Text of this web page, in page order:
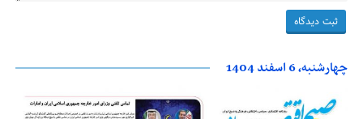
چهارشنبه، 6 اسفند 1404